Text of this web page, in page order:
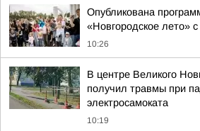
Опубликована
«Новгородское лето» с
10:26
В центре Великого
получил травмы при
электросамоката
10:19